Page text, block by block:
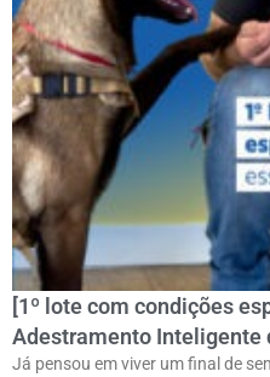
[1º lote com condições
Adestramento Inteligente
Já pensou em viver um final de